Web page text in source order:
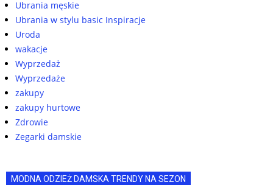
Ubrania męskie
Ubrania w stylu basic Inspiracje
Uroda
wakacje
Wyprzedaż
Wyprzedaże
zakupy
zakupy hurtowe
Zdrowie
Zegarki damskie
MODNA ODZIEŻ DAMSKA TRENDY NA SEZON